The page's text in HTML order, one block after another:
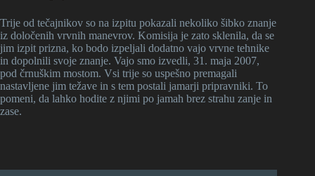
Trije od tečajnikov so na izpitu pokazali nekoliko šibko znanje
iz določenih vrvnih manevrov. Komisija je zato sklenila, da se
jim izpit prizna, ko bodo izpeljali dodatno vajo vrvne tehnike
in dopolnili svoje znanje. Vajo smo izvedli, 31. maja 2007,
pod črnuškim mostom. Vsi trije so uspešno premagali
nastavljene jim težave in s tem postali jamarji pripravniki. To
pomeni, da lahko hodite z njimi po jamah brez strahu zanje in
zase.